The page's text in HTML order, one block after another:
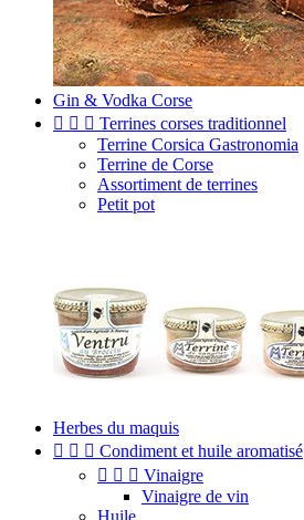
Gin & Vodka Corse
   Terrines corses traditionnel
Terrine Corsica Gastronomia
Terrine de Corse
Assortiment de terrines
Petit pot
Herbes du maquis
   Condiment et huile aromatisé
   Vinaigre
Vinaigre de vin